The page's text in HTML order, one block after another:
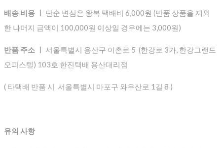
배송 비용 ㅣ
단순 변심은 왕복 택배비 6,000원 (반품 상품을 제외
한 나머지 금액이 100,000원 이상일 경우에는 3,000원)
반품 주소 ㅣ 서울특별시 용산구 이촌로 5 (한강로 3가, 한강그랜드
오피스텔) 103호 한진택배 용산대리점
( 타택배 반품 시 서울특별시 마포구 와우산로 1길 8 )
유의 사항